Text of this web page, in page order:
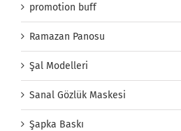
promotion buff
Ramazan Panosu
Şal Modelleri
Sanal Gözlük Maskesi
Şapka Baskı